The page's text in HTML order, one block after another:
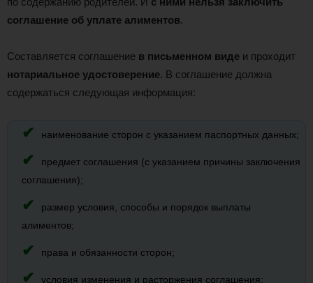
соглашение об уплате алиментов.
Составляется соглашение в письменном виде и проходит
нотариальное удостоверение. В соглашение должна
содержаться следующая информация:
наименование сторон с указанием паспортных данных;
предмет соглашения (с указанием причины заключения
соглашения);
размер условия, способы и порядок выплаты
алиментов;
права и обязанности сторон;
условия изменения и расторжения соглашения;